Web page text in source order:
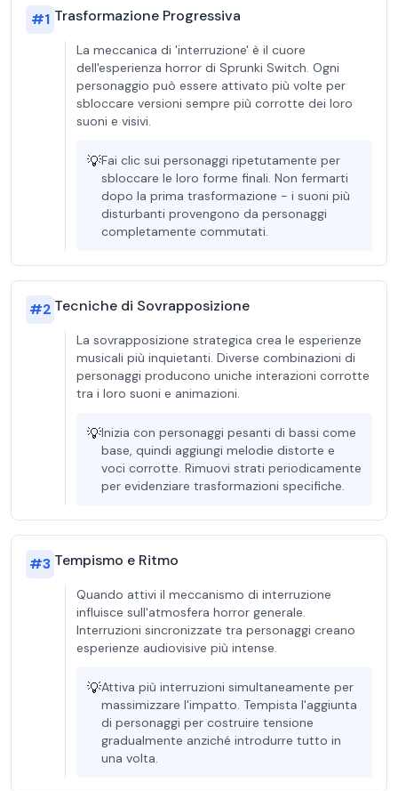
#1 Trasformazione Progressiva
La meccanica di 'interruzione' è il cuore
dell'esperienza horror di Sprunki Switch. Ogni
personaggio può essere attivato più volte per
sbloccare versioni sempre più corrotte dei loro
suoni e visivi.
💡Fai clic sui personaggi ripetutamente per
sbloccare le loro forme finali. Non fermarti
dopo la prima trasformazione - i suoni più
disturbanti provengono da personaggi
completamente commutati.
#2 Tecniche di Sovrapposizione
La sovrapposizione strategica crea le esperienze
musicali più inquietanti. Diverse combinazioni di
personaggi producono uniche interazioni corrotte
tra i loro suoni e animazioni.
💡Inizia con personaggi pesanti di bassi come
base, quindi aggiungi melodie distorte e
voci corrotte. Rimuovi strati periodicamente
per evidenziare trasformazioni specifiche.
#3 Tempismo e Ritmo
Quando attivi il meccanismo di interruzione
influisce sull'atmosfera horror generale.
Interruzioni sincronizzate tra personaggi creano
esperienze audiovisive più intense.
💡Attiva più interruzioni simultaneamente per
massimizzare l'impatto. Tempista l'aggiunta
di personaggi per costruire tensione
gradualmente anziché introdurre tutto in
una volta.